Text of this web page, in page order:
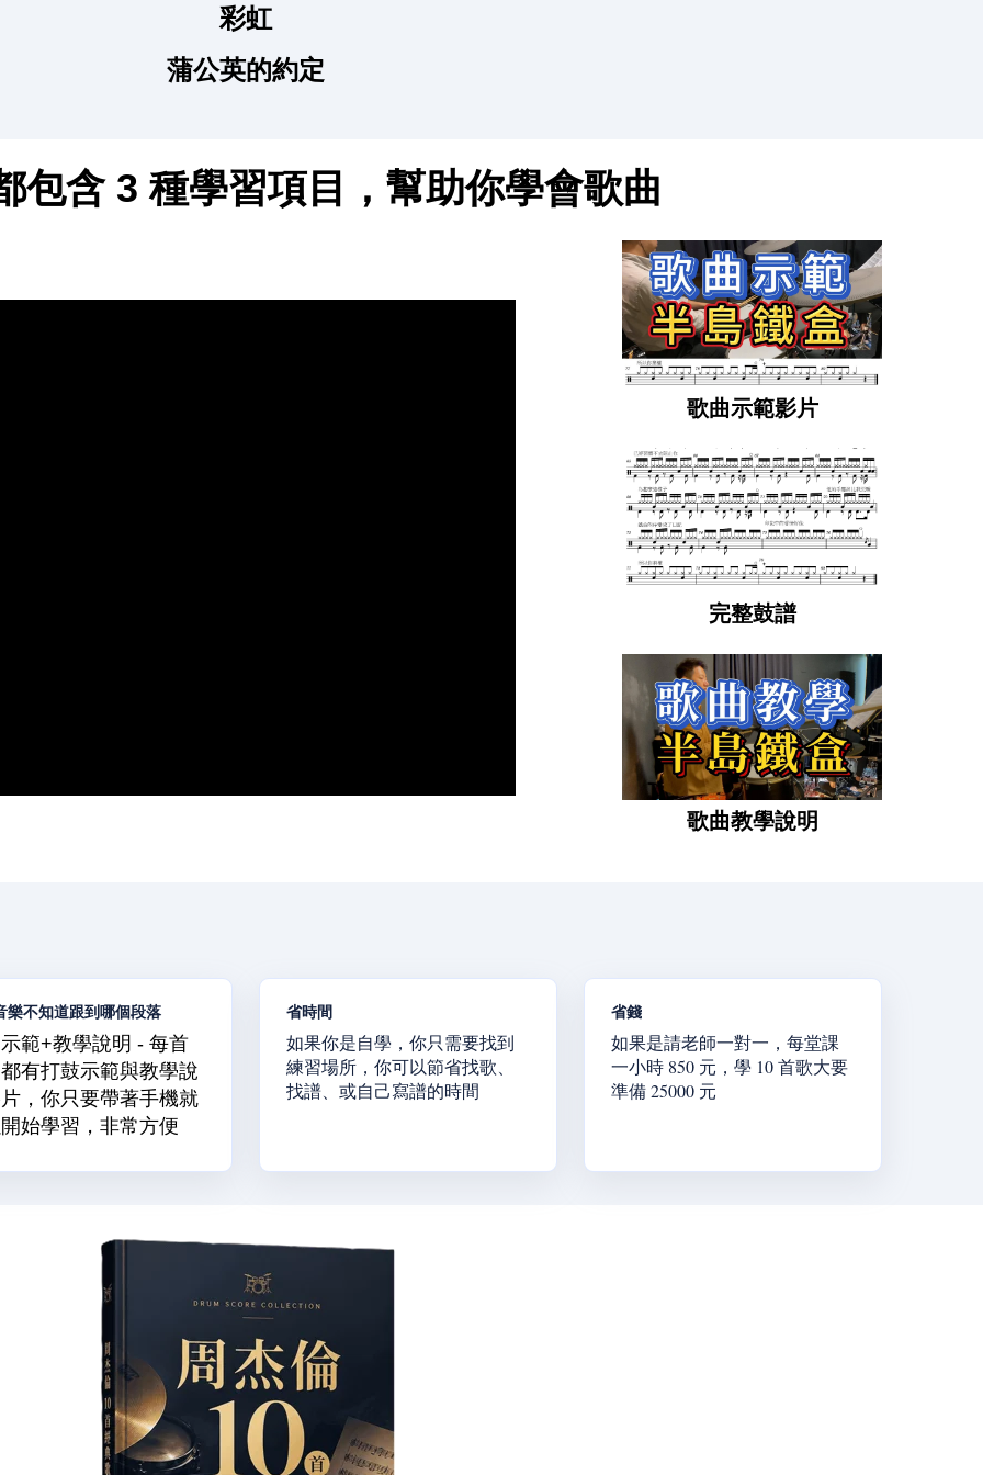
彩虹
蒲公英的約定
包含 3 種學習項目，幫助你學會歌曲
歌曲示範影片
完整鼓譜
歌曲教學說明
樂不知道跟到哪個段落
範+教學說明 - 每首
有打鼓示範與教學說
，你只要帶著手機就
始學習，非常方便
省時間
如果你是自學，你只需要找到
練習場所，你可以節省找歌、
找譜、或自己寫譜的時間
省錢
如果是請老師一對一，每堂課
一小時 850 元，學 10 首歌大要
準備 25000 元